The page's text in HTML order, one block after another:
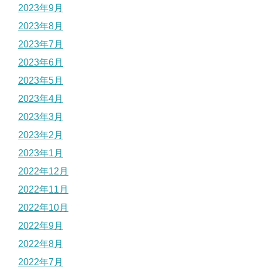
2023年9月
2023年8月
2023年7月
2023年6月
2023年5月
2023年4月
2023年3月
2023年2月
2023年1月
2022年12月
2022年11月
2022年10月
2022年9月
2022年8月
2022年7月